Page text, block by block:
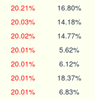
20.21% 16.80%
20.03% 14.18%
20.02% 14.77%
20.01% 5.62%
20.01% 6.12%
20.01% 18.37%
20.01% 6.83%